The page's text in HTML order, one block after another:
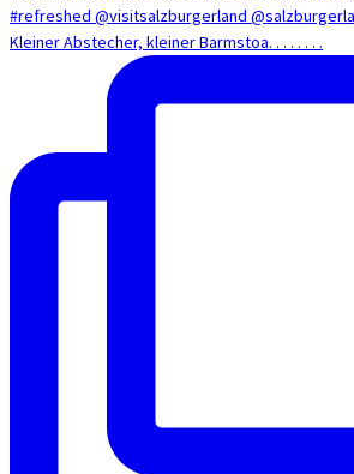
Kleiner Abstecher, kleiner Barmstoa. . . . . . . .